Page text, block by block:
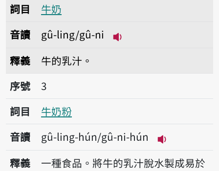
詞目
牛奶
音讀
gû-ling/gû-ni
釋義
牛的乳汁。
序號3牛奶粉
序號
3
詞目
牛奶粉
音讀
gû-ling-hún/gû-ni-hún
播放音讀
釋義
一種食品。將牛的乳汁脫水製成易於